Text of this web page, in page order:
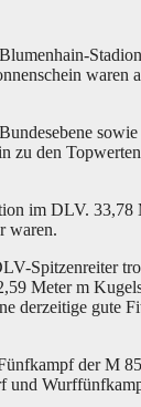
den
im DLV.
waren.
Spitzenreiter
Meter m
derzeitige gute
der M